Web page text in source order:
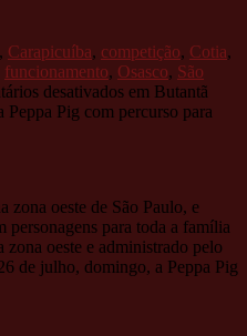
, Carapicuíba, competição, Cotia,
funcionamento, Osasco, São
desativados em Butantã
Pig com percurso para
zona oeste de São Paulo, e
personagens para toda a família
oeste e administrado pelo
de julho, domingo, a Peppa Pig